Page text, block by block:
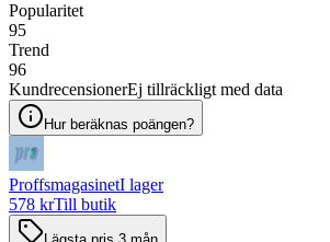
Popularitet
95
Trend
96
KundrecensionerEj tillräckligt med data
Hur beräknas poängen?
ProffsmagasinetI lager
578 krTill butik